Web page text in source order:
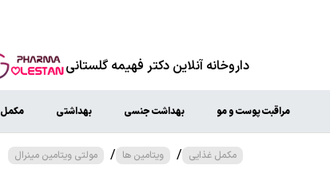
داروخانه آنلاین دکتر فهیمه گلستانی
مراقبت پوست و مو بهداشت جنسی بهداشتی مکمل
مکمل غذایی / ویتامین ها / مولتی ویتامین مینرال